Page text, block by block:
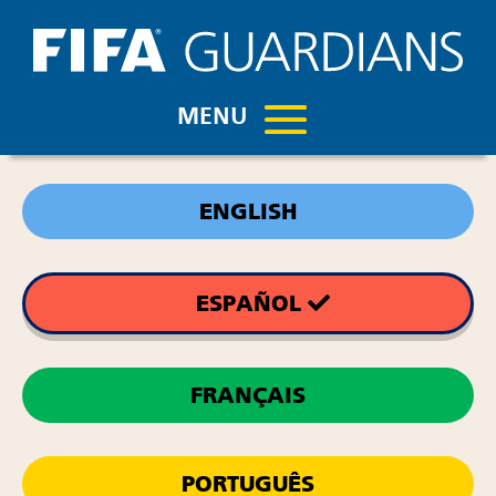
ENGLISH
ESPAÑOL
FRANÇAIS
PORTUGUÊS